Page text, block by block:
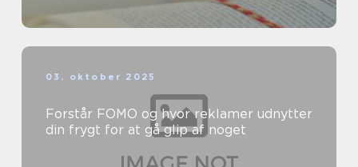
03. oktober 2025
Forstår FOMO og hvor reklamer udnytter
din frygt for at gå glip af noget